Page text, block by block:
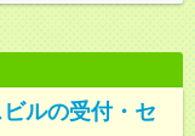
ルの受付・セ